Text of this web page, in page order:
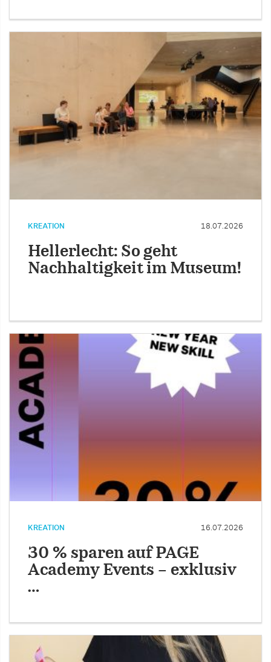
KREATION 18.07.2026
Hellerlecht: So geht
Nachhaltigkeit im Museum!
KREATION 16.07.2026
30 % sparen auf PAGE
Academy Events – exklusiv
…